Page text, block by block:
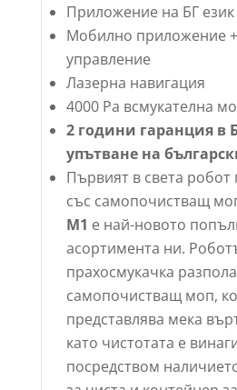
Приложение на БГ език
Мобилно приложение
управление
Лазерна навигация
4000 Pa всмукателна
2 години гаранция в
упътване на
Първият в света робот
със самопочистващ
M1 e най-новото
асортимента ни.
прахосмукачка
самопочистващ моп,
представлява мека
като чистотата е
посредством